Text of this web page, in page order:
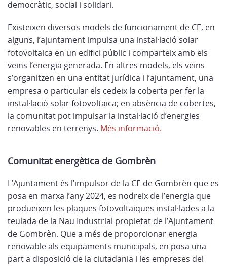
democràtic, social i solidari.
Existeixen diversos models de funcionament de CE, en
alguns, l’ajuntament impulsa una instal·lació solar
fotovoltaica en un edifici públic i comparteix amb els
veïns l’energia generada. En altres models, els veïns
s’organitzen en una entitat jurídica i l’ajuntament, una
empresa o particular els cedeix la coberta per fer la
instal·lació solar fotovoltaica; en absència de cobertes,
la comunitat pot impulsar la instal·lació d’energies
renovables en terrenys. Més informació.
Comunitat energètica de Gombrèn
L’Ajuntament és l’impulsor de la CE de Gombrèn que es
posa en marxa l’any 2024, es nodreix de l’energia que
produeixen les plaques fotovoltaiques instal·lades a la
teulada de la Nau Industrial propietat de l’Ajuntament
de Gombrèn. Que a més de proporcionar energia
renovable als equipaments municipals, en posa una
part a disposició de la ciutadania i les empreses del